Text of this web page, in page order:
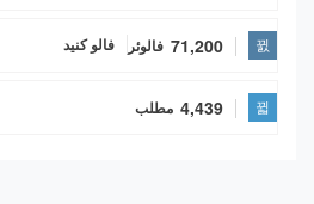
71,200 فالوئر فالو کنید
4,439 مطلب